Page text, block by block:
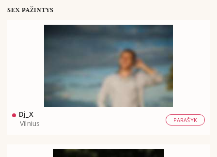
SEX PAŽINTYS
Dj_X
Vilnius
PARAŠYK